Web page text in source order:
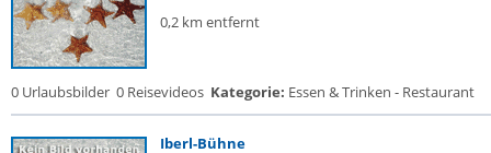
0,2 km entfernt
0 Urlaubsbilder 0 Reisevideos Kategorie: Essen & Trinken - Restaurant
Iberl-Bühne